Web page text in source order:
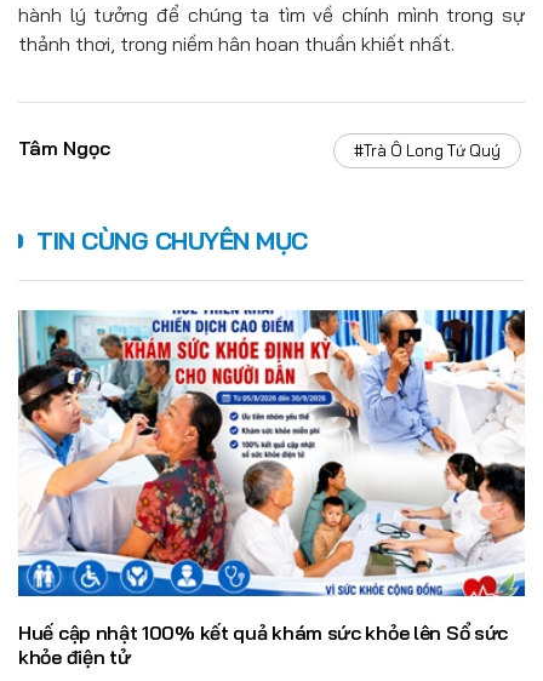
hành lý tưởng để chúng ta tìm về chính mình trong sự
thảnh thơi, trong niềm hân hoan thuần khiết nhất.
Tâm Ngọc #Trà Ô Long Tứ Quý
TIN CÙNG CHUYÊN MỤC
Huế cập nhật 100% kết quả khám sức khỏe lên Sổ sức
khỏe điện tử